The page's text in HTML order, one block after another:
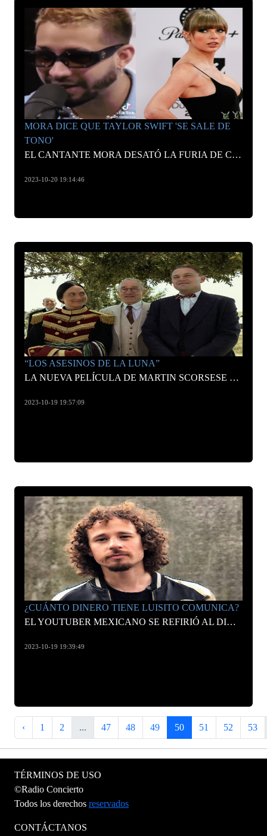
MORA DICE QUE TAYLOR SWIFT 'SE SALE DE
TONO'
EL CANTANTE MORA DESATÓ LA FURIA DE CIENTOS DE FANÁTICOS EN REDES SOCIALES LUEGO DE ASEGURAR QUE TAYLOR SWIFT NO PODRÍA CANTAR UNA CANCIÓN DE REGUETÓN
2023-10-20 19:14:46
“LOS ASESINOS DE LA LUNA”
LA NUEVA PELÍCULA DE MARTIN SCORSESE PROTAGONIZADA POR LEONARDO DICAPRIO Y ROBERT DE NIRO
2023-10-19 19:57:09
¿CUÁNTO DINERO TIENE LUISITO COMUNICA?
EL YOUTUBER MEXICANO SE REFIRIÓ AL DINERO ACUMULADO QUE HA OBTENIDO GRACIAS AL CONTENIDO QUE COMPARTE EN SUS CANALES.
2023-10-19 19:39:49
‹ 1 2 ... 47 48 49 50 51 52 53
TÉRMINOS DE USO
©Radio Concierto
Todos los derechos reservados
CONTÁCTANOS